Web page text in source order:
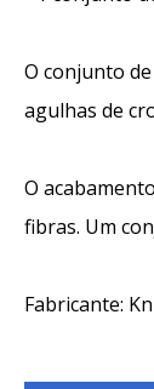
O conjunto
agulhas de
O
fibras. Um
Fabricante: